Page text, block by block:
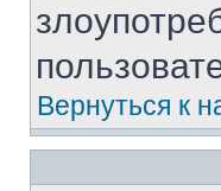
Вернуться к